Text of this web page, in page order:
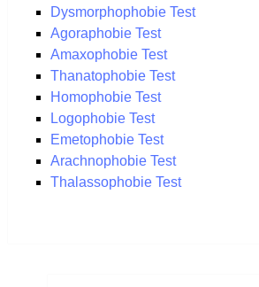
Dysmorphophobie Test
Agoraphobie Test
Amaxophobie Test
Thanatophobie Test
Homophobie Test
Logophobie Test
Emetophobie Test
Arachnophobie Test
Thalassophobie Test